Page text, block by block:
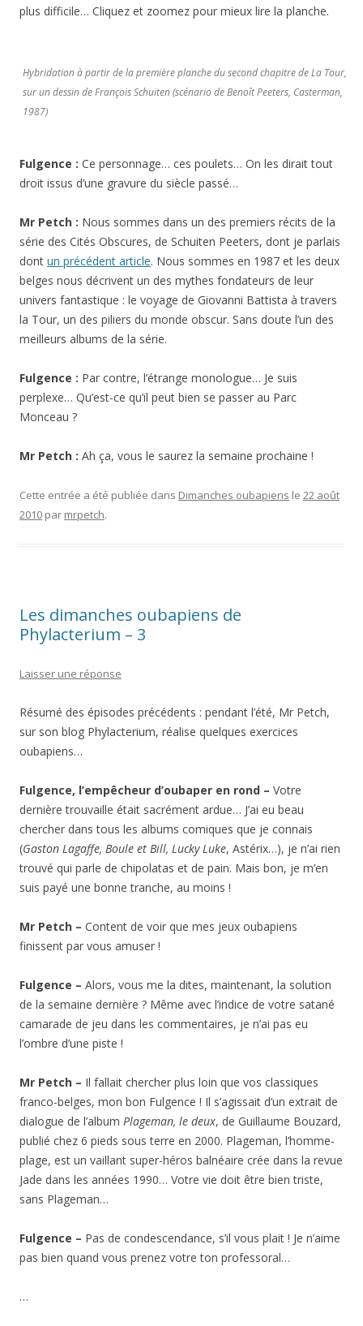
plus difficile… Cliquez et zoomez pour mieux lire la planche.
Hybridation à partir de la première planche du second chapitre de La Tour,
sur un dessin de François Schuiten (scénario de Benoît Peeters, Casterman,
1987)
Fulgence : Ce personnage… ces poulets… On les dirait tout
droit issus d’une gravure du siècle passé…
Mr Petch : Nous sommes dans un des premiers récits de la
série des Cités Obscures, de Schuiten Peeters, dont je parlais
dont un précédent article. Nous sommes en 1987 et les deux
belges nous décrivent un des mythes fondateurs de leur
univers fantastique : le voyage de Giovanni Battista à travers
la Tour, un des piliers du monde obscur. Sans doute l’un des
meilleurs albums de la série.
Fulgence : Par contre, l’étrange monologue… Je suis
perplexe… Qu’est-ce qu’il peut bien se passer au Parc
Monceau ?
Mr Petch : Ah ça, vous le saurez la semaine prochaine !
Cette entrée a été publiée dans Dimanches oubapiens le 22 août
2010 par mrpetch.
Les dimanches oubapiens de
Phylacterium – 3
Laisser une réponse
Résumé des épisodes précédents : pendant l’été, Mr Petch,
sur son blog Phylacterium, réalise quelques exercices
oubapiens…
Fulgence, l’empêcheur d’oubaper en rond – Votre
dernière trouvaille était sacrément ardue… J’ai eu beau
chercher dans tous les albums comiques que je connais
(Gaston Lagaffe, Boule et Bill, Lucky Luke, Astérix…), je n’ai rien
trouvé qui parle de chipolatas et de pain. Mais bon, je m’en
suis payé une bonne tranche, au moins !
Mr Petch – Content de voir que mes jeux oubapiens
finissent par vous amuser !
Fulgence – Alors, vous me la dites, maintenant, la solution
de la semaine dernière ? Même avec l’indice de votre satané
camarade de jeu dans les commentaires, je n’ai pas eu
l’ombre d’une piste !
Mr Petch – Il fallait chercher plus loin que vos classiques
franco-belges, mon bon Fulgence ! Il s’agissait d’un extrait de
dialogue de l’album Plageman, le deux, de Guillaume Bouzard,
publié chez 6 pieds sous terre en 2000. Plageman, l’homme-
plage, est un vaillant super-héros balnéaire crée dans la revue
Jade dans les années 1990… Votre vie doit être bien triste,
sans Plageman…
Fulgence – Pas de condescendance, s’il vous plait ! Je n’aime
pas bien quand vous prenez votre ton professoral…
…